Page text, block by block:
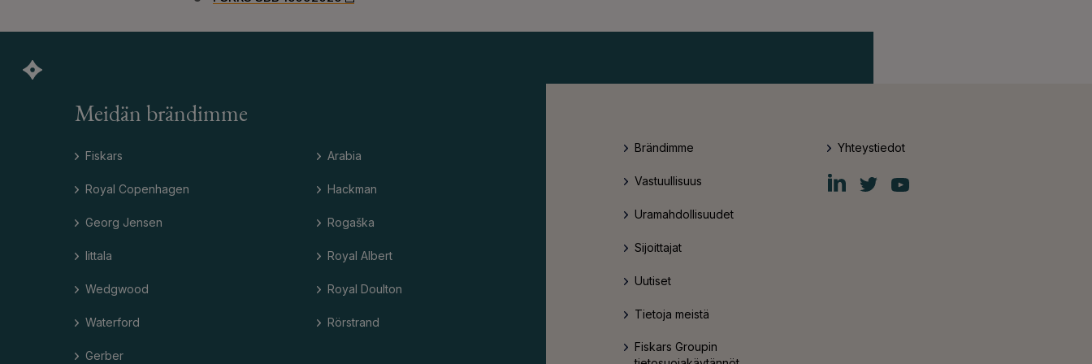
Meidän brändimme
Fiskars
Royal Copenhagen
Georg Jensen
Iittala
Wedgwood
Waterford
Gerber
Arabia
Hackman
Rogaška
Royal Albert
Royal Doulton
Rörstrand
Brändimme
Vastuullisuus
Uramahdollisuudet
Sijoittajat
Uutiset
Tietoja meistä
Fiskars Groupin
Yhteystiedot
Fiskars
Group
Fiskars
Group
Fiskars
Group